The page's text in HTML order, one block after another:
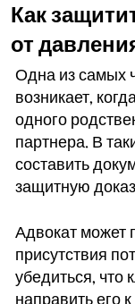
Как
от
Одна из самых
возникает,
одного
партнера. В
составить
защитную
Адвокат может
присутствия
убедиться, что
направить его